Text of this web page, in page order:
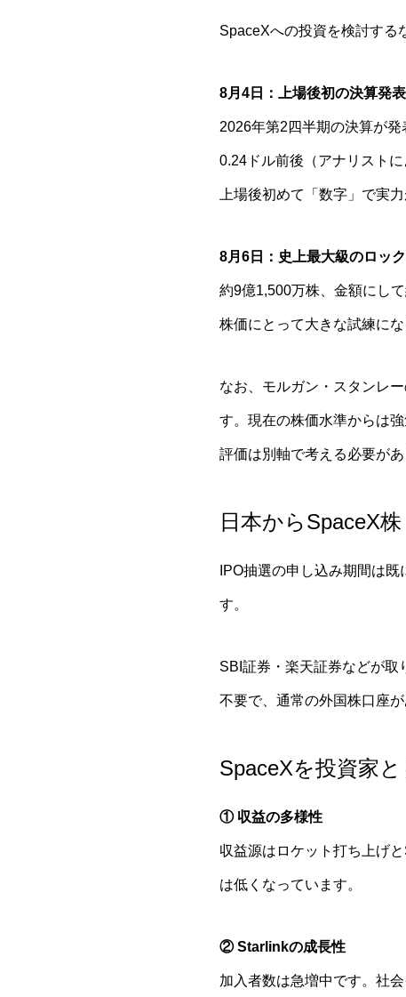
SpaceXへの投資を検討する
8月4日：上場後初の決算発表
2026年第2四半期の決算が
0.24ドル前後（アナリスト
上場後初めて「数字」で実
8月6日：史上最大級のロッ
約9億1,500万株、金額にし
株価にとって大きな試練にな
なお、モルガン・スタンレ
す。現在の株価水準からは
評価は別軸で考える必要があ
日本からSpaceX
IPO抽選の申し込み期間は
す。
SBI証券・楽天証券などが取
不要で、通常の外国株口座
SpaceXを投資家
① 収益の多様性
収益源はロケット打ち上げ
は低くなっています。
② Starlinkの成長性
加入者数は急増中です。社